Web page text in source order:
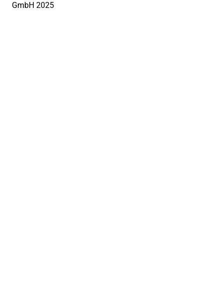
GmbH 2025